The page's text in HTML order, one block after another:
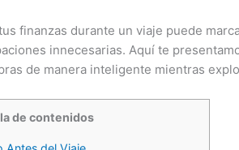
finanzas durante un viaje puede
innecesarias. Aquí te
de manera inteligente mientras
de contenidos